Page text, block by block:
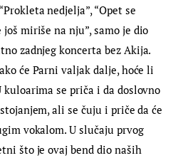
nedjelja”, “Opet se
još miriše na nju”, samo je dio
zadnjeg koncerta bez Akija.
će Parni valjak dalje, hoće li
se priča i da doslovno
ali se čuju i priče da će
vokalom. U slučaju prvog
što je ovaj bend dio naših